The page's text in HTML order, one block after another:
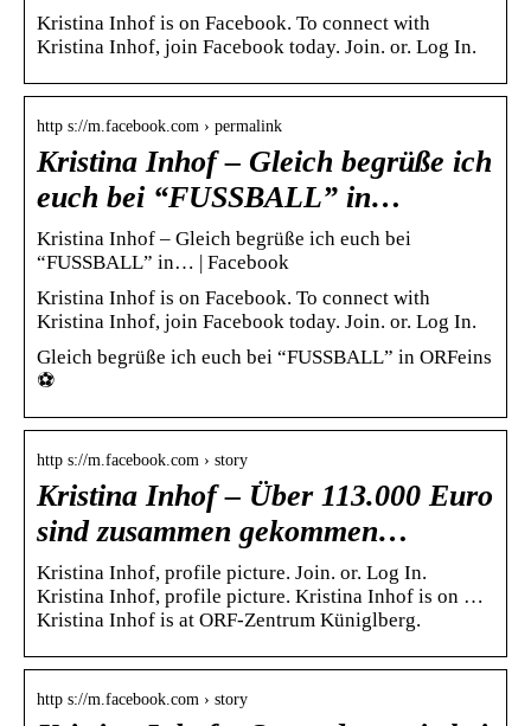
Kristina Inhof is on Facebook. To connect with
Kristina Inhof, join Facebook today. Join. or. Log In.
http s://m.facebook.com › permalink
Kristina Inhof – Gleich begrüße ich
euch bei “FUSSBALL” in…
Kristina Inhof – Gleich begrüße ich euch bei
“FUSSBALL” in… | Facebook
Kristina Inhof is on Facebook. To connect with
Kristina Inhof, join Facebook today. Join. or. Log In.
Gleich begrüße ich euch bei “FUSSBALL” in ORFeins
⚽
http s://m.facebook.com › story
Kristina Inhof – Über 113.000 Euro
sind zusammen gekommen…
Kristina Inhof, profile picture. Join. or. Log In.
Kristina Inhof, profile picture. Kristina Inhof is on …
Kristina Inhof is at ORF-Zentrum Küniglberg.
http s://m.facebook.com › story